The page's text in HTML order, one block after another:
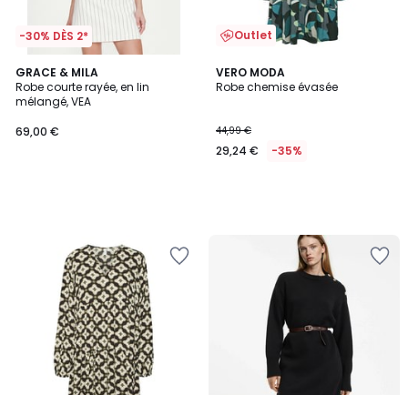
-30% DÈS 2*
GRACE & MILA
Robe courte rayée, en lin
mélangé, VEA
69,00 €
Outlet
VERO MODA
Robe chemise évasée
44,99 €
29,24 € -35%